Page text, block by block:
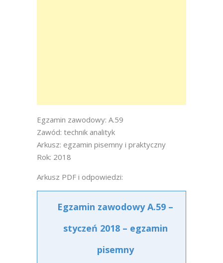
Egzamin zawodowy: A.59
Zawód: technik analityk
Arkusz: egzamin pisemny i praktyczny
Rok: 2018
Arkusz PDF i odpowiedzi:
Egzamin zawodowy A.59 –
styczeń 2018 – egzamin
pisemny